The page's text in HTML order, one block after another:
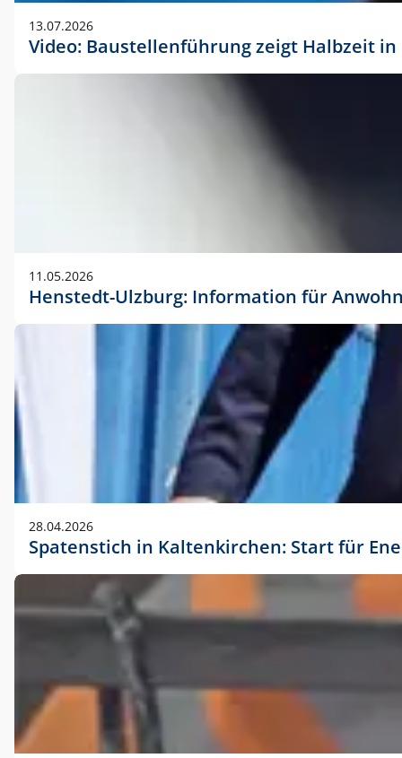
13.07.2026
Video: Baustellenführung zeigt Halbzeit
11.05.2026
Henstedt-Ulzburg: Information für
28.04.2026
Spatenstich in Kaltenkirchen: Start für